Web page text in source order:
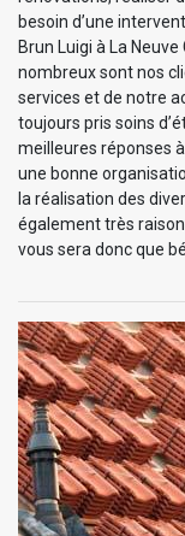
besoin d’une
Brun Luigi à La
nombreux sont nos
services et de notre
toujours pris soins
meilleures réponses
une bonne
la réalisation des
également très
vous sera donc que